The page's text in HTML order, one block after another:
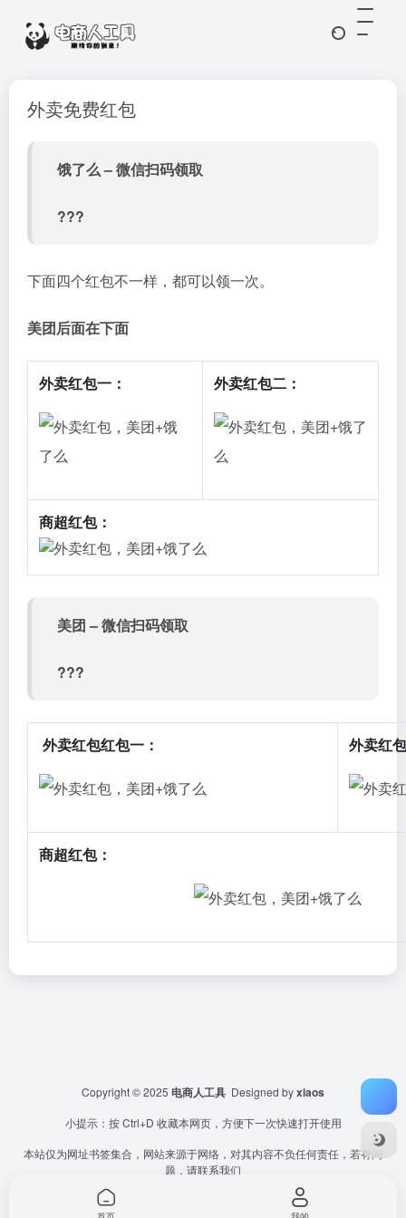
外卖免费红包
饿了么 – 微信扫码领取
???
下面四个红包不一样，都可以领一次。
美团后面在下面
外卖红包一： 外卖红包二：
商超红包：
美团 – 微信扫码领取
???
外卖红包红包一： 外卖红
商超红包：
Copyright © 2025 电商人工具 Designed byxiaos
小提示：按 Ctrl+D 收藏本网页，方便下一次快速打开使用
本站仅为网址书签集合，网站来源于网络，对其内容不负任何责任，若有问
题，请联系我们